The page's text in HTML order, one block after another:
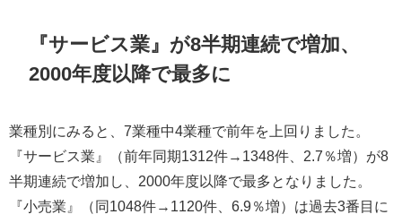
『サービス業』が8半期連続で増加、
2000年度以降で最多に
業種別にみると、7業種中4業種で前年を上回りました。
『サービス業』（前年同期1312件→1348件、2.7％増）が8
半期連続で増加し、2000年度以降で最多となりました。
『小売業』（同1048件→1120件、6.9％増）は過去3番目に